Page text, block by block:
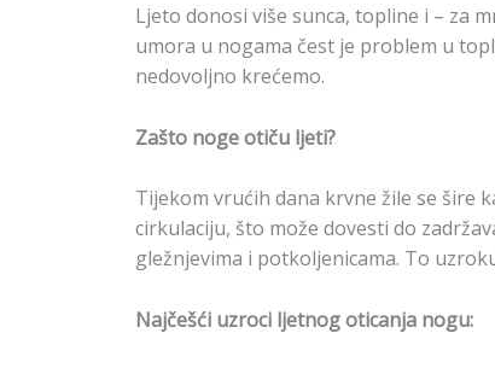
Ljeto donosi više sunca, topline i – za
umora u nogama čest je problem u
nedovoljno krećemo.
Zašto noge otiču ljeti?
Tijekom vrućih dana krvne žile se šire
cirkulaciju, što može dovesti do
gležnjevima i potkoljenicama. To
Najčešći uzroci ljetnog oticanja nogu: